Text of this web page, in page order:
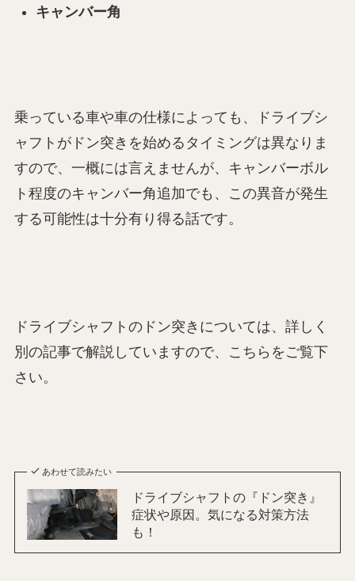
キャンバー角
乗っている車や車の仕様によっても、ドライブシ
ャフトがドン突きを始めるタイミングは異なりま
すので、一概には言えませんが、キャンバーボル
ト程度のキャンバー角追加でも、この異音が発生
する可能性は十分有り得る話です。
ドライブシャフトのドン突きについては、詳しく
別の記事で解説していますので、こちらをご覧下
さい。
あわせて読みたい
ドライブシャフトの『ドン突き』
症状や原因。気になる対策方法
も！